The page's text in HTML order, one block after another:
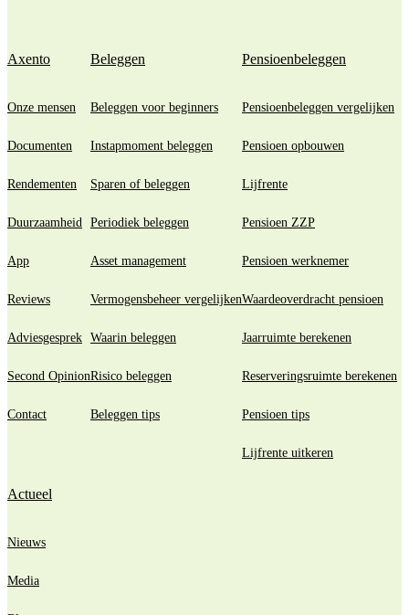
Axento
Onze mensen
Documenten
Rendementen
Duurzaamheid
App
Reviews
Adviesgesprek
Second Opinion
Contact
Beleggen
Beleggen voor beginners
Instapmoment beleggen
Sparen of beleggen
Periodiek beleggen
Asset management
Vermogensbeheer vergelijken
Waarin beleggen
Risico beleggen
Beleggen tips
Pensioenbeleggen
Pensioenbeleggen vergelijken
Pensioen opbouwen
Lijfrente
Pensioen ZZP
Pensioen werknemer
Waardeoverdracht pensioen
Jaarruimte berekenen
Reserveringsruimte berekenen
Pensioen tips
Lijfrente uitkeren
Actueel
Nieuws
Media